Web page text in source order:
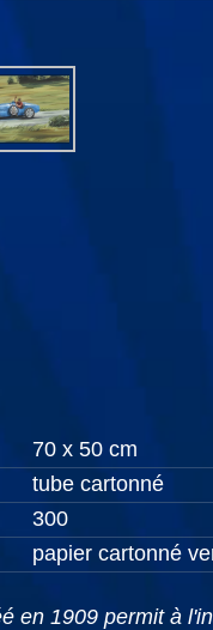
70 x 50 cm
tube cartonné
300
papier cartonné
en 1909 permit à